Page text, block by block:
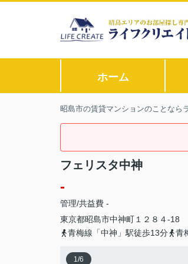
ホーム
昭島市の賃貸マンションのことなら
フェリスタ中神
-
管理/共益費 -
東京都昭島市中神町 １２８４-18
青梅線「中神」駅徒歩13分
青
1/6